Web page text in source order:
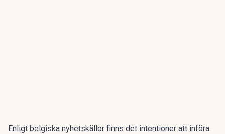
Enligt belgiska nyhetskällor finns det intentioner att införa